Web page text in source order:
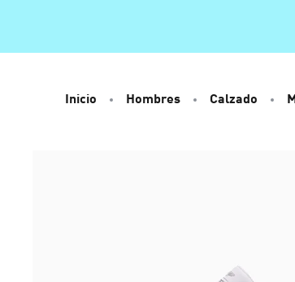
Inicio Hombres Calzado